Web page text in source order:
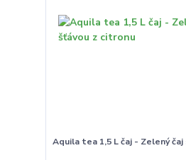
Aquila tea 1,5 L čaj - Zelený